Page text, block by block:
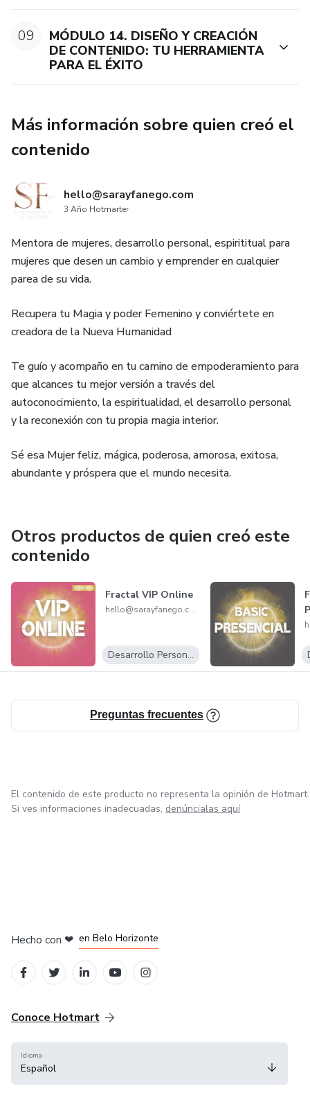
09
MÓDULO 14. DISEÑO Y CREACIÓN
DE CONTENIDO: TU HERRAMIENTA
PARA EL ÉXITO
Más información sobre quien creó el
contenido
hello@sarayfanego.com
3 Año Hotmarter
Mentora de mujeres, desarrollo personal, espirititual para
mujeres que desen un cambio y emprender en cualquier
parea de su vida.
Recupera tu Magia y poder Femenino y conviértete en
creadora de la Nueva Humanidad
Te guío y acompaño en tu camino de empoderamiento para
que alcances tu mejor versión a través del
autoconocimiento, la espiritualidad, el desarrollo personal
y la reconexión con tu propia magia interior.
Sé esa Mujer feliz, mágica, poderosa, amorosa, exitosa,
abundante y próspera que el mundo necesita.
Otros productos de quien creó este
contenido
Fractal VIP Online
hello@sarayfanego.com
Desarrollo Personal
Preguntas frecuentes
El contenido de este producto no representa la opinión de Hotmart.
Si ves informaciones inadecuadas, denúncialas aquí
Hecho con ❤ en Belo Horizonte
Conoce Hotmart
Idioma
Español